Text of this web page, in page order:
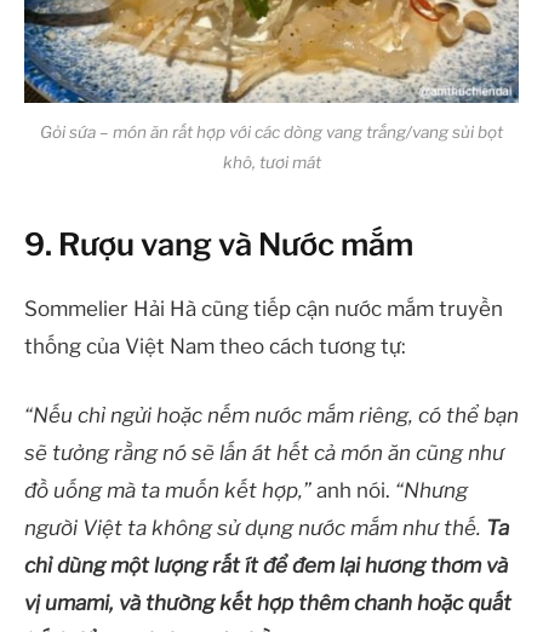
Gỏi sứa – món ăn rất hợp với các dòng vang trắng/vang sủi bọt
khô, tươi mát
9. Rượu vang và Nước mắm
Sommelier Hải Hà cũng tiếp cận nước mắm truyền
thống của Việt Nam theo cách tương tự:
“Nếu chỉ ngửi hoặc nếm nước mắm riêng, có thể bạn
sẽ tưởng rằng nó sẽ lấn át hết cả món ăn cũng như
đồ uống mà ta muốn kết hợp,” anh nói. “Nhưng
người Việt ta không sử dụng nước mắm như thế. Ta
chỉ dùng một lượng rất ít để đem lại hương thơm và
vị umami, và thường kết hợp thêm chanh hoặc quất